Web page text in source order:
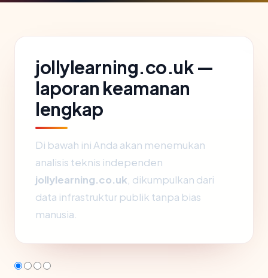
jollylearning.co.uk —
laporan keamanan
lengkap
Di bawah ini Anda akan menemukan
analisis teknis independen
jollylearning.co.uk , dikumpulkan dari
data infrastruktur publik tanpa bias
manusia.